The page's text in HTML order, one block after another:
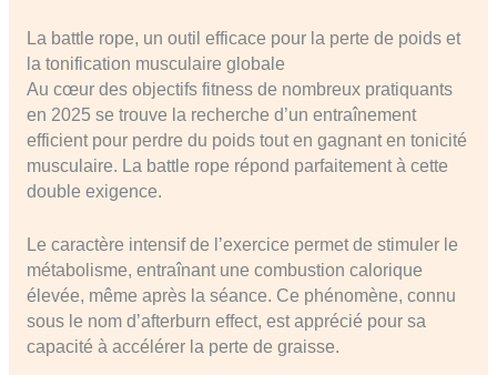
La battle rope, un outil efficace pour la perte de poids et
la tonification musculaire globale
Au cœur des objectifs fitness de nombreux pratiquants
en 2025 se trouve la recherche d’un entraînement
efficient pour perdre du poids tout en gagnant en tonicité
musculaire. La battle rope répond parfaitement à cette
double exigence.
Le caractère intensif de l’exercice permet de stimuler le
métabolisme, entraînant une combustion calorique
élevée, même après la séance. Ce phénomène, connu
sous le nom d’afterburn effect, est apprécié pour sa
capacité à accélérer la perte de graisse.